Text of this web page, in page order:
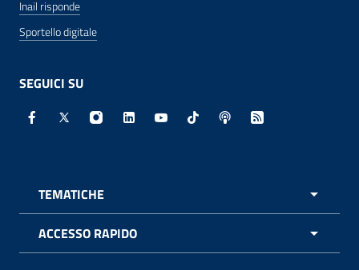
Inail risponde
Sportello digitale
SEGUICI SU
Facebook - Sito esterno - Apertura in nuova finestra
X - Sito esterno - Apertura in nuova finestra
Instagram - Sito esterno - Apertura in
Linkedin - Sito esterno - Apertura in
Youtube - Sito esterno -
TikTok - Sito esterno -
Spreaker - Sito
Feed RSS -
TEMATICHE
ACCESSO RAPIDO